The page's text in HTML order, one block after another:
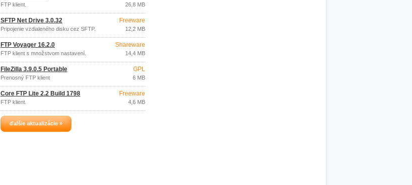
FTP klient. 26,8 MB
SFTP Net Drive 3.0.32
Pripojenie vzdialeného disku cez SFTP.
Freeware
12,2 MB
FTP Voyager 16.2.0
FTP klient s množstvom nastavení.
Shareware
14,4 MB
FileZilla 3.9.0.5 Portable
Prenosný FTP klient
GPL
6 MB
Core FTP Lite 2.2 Build 1798
FTP klient.
Freeware
4,6 MB
ďalšie aktualizácie »